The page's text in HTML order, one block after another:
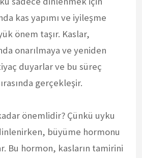
kas yapımı ve iyileşme
önem taşır. Kaslar,
onarılmaya ve yeniden
duyarlar ve bu süreç
gerçekleşir.
önemlidir? Çünkü uyku
büyüme hormonu
Bu hormon, kasların tamirini